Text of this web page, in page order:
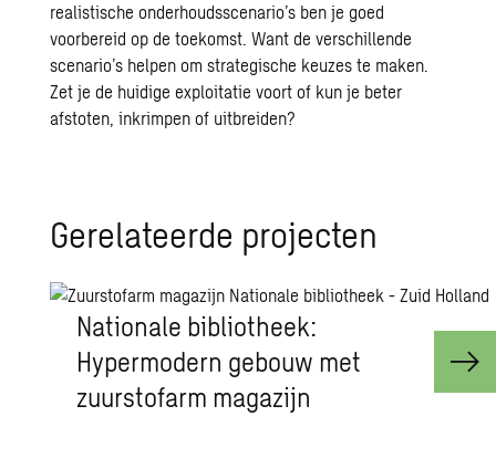
realistische onderhoudsscenario’s ben je goed
voorbereid op de toekomst. Want de verschillende
scenario’s helpen om strategische keuzes te maken.
Zet je de huidige exploitatie voort of kun je beter
afstoten, inkrimpen of uitbreiden?
Ge­re­la­teer­de pro­jec­ten
Nationale bibliotheek:
Hypermodern gebouw met
zuurstofarm magazijn